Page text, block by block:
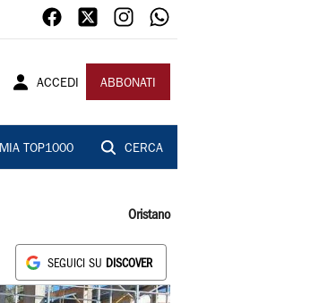
ACCEDI ABBONATI
TOP1000 CERCA
Oristano
SEGUICI SU DISCOVER